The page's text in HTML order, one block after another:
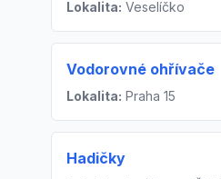
Lokalita: Veselíčko
Vodorovné ohřívače
Lokalita: Praha 15
Hadičky